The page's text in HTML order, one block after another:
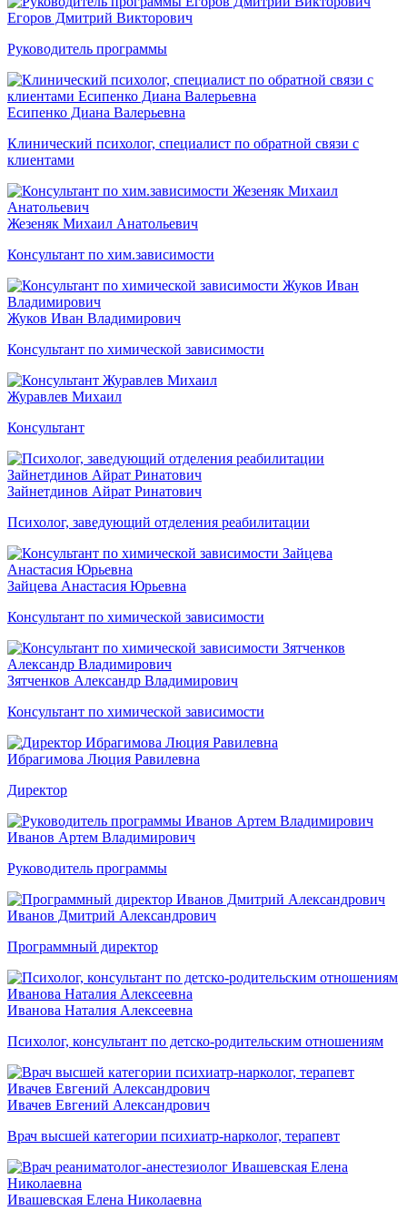
Егоров Дмитрий Викторович
Руководитель программы
Есипенко Диана Валерьевна
Клинический психолог, специалист по обратной связи с
клиентами
Жезеняк Михаил Анатольевич
Консультант по хим.зависимости
Жуков Иван Владимирович
Консультант по химической зависимости
Журавлев Михаил
Консультант
Зайнетдинов Айрат Ринатович
Психолог, заведующий отделения реабилитации
Зайцева Анастасия Юрьевна
Консультант по химической зависимости
Зятченков Александр Владимирович
Консультант по химической зависимости
Ибрагимова Люция Равилевна
Директор
Иванов Артем Владимирович
Руководитель программы
Иванов Дмитрий Александрович
Программный директор
Иванова Наталия Алексеевна
Психолог, консультант по детско-родительским отношениям
Ивачев Евгений Александрович
Врач высшей категории психиатр-нарколог, терапевт
Ивашевская Елена Николаевна